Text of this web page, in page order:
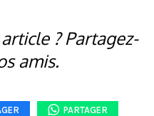
? Partagez-
amis.
PARTAGER